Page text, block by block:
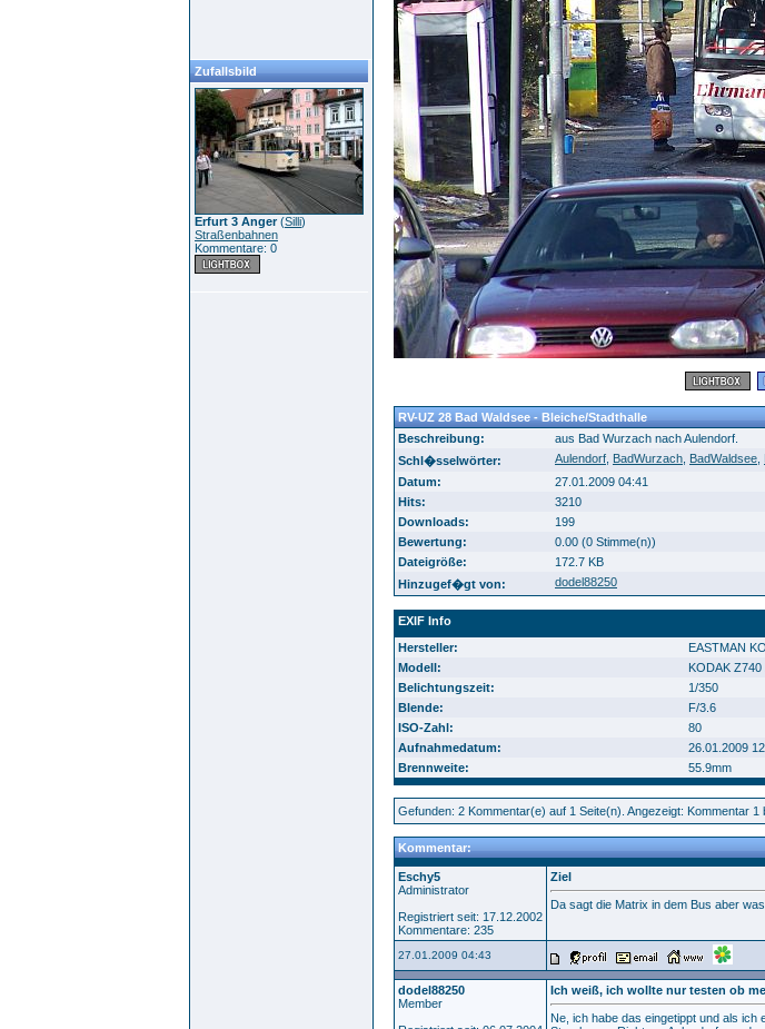
Zufallsbild
Erfurt 3 Anger(Silli)
Straßenbahnen
Kommentare: 0
RV-UZ 28 Bad Waldsee - Bleiche/Stadthalle
Beschreibung:
aus Bad Wurzach nach Aulendorf.
Schl�sselwörter:
Aulendorf BadWurzach BadWaldsee
Datum:
27.01.2009 04:41
Hits:
3210
Downloads:
199
Bewertung:
0.00 (0 Stimme(n))
Dateigröße:
172.7 KB
Hinzugef�gt von:
dodel88250
EXIF Info
Hersteller:
EASTMAN
Modell:
KODAK
Belichtungszeit:
1/350
Blende:
F/3.6
ISO-Zahl:
80
Aufnahmedatum:
26.01.2009
Brennweite:
55.9mm
Gefunden: 2 Kommentar(e) auf 1 Seite(n). Angezeigt: Kommentar 1
Kommentar:
Eschy5
Administrator
Registriert seit: 17.12.2002
Kommentare: 235
Ziel
Da sagt die Matrix in dem Bus aber
27.01.2009 04:43
dodel88250
Member
Ich weiß, ich wollte nur testen ob
Ne, ich habe das eingetippt und als